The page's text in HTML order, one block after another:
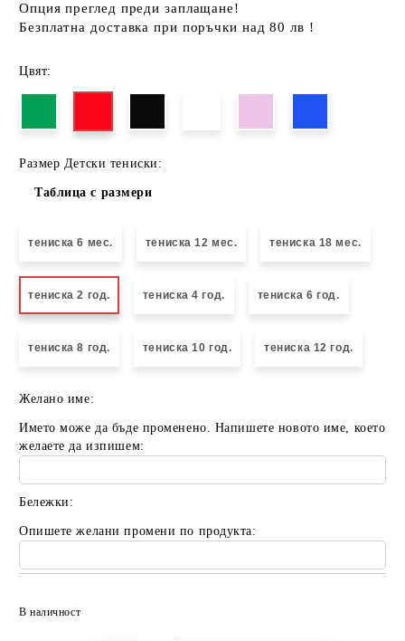
Опция преглед преди заплащане!
Безплатна доставка при поръчки над 80 лв !
Цвят:
Размер Детски тениски:
Таблица с размери
тениска 6 мес. тениска 12 мес. тениска 18 мес.
тениска 2 год. тениска 4 год. тениска 6 год.
тениска 8 год. тениска 10 год. тениска 12 год.
Желано име:
Името може да бъде променено. Напишете новото име, което
желаете да изпишем:
Бележки:
Опишете желани промени по продукта:
В наличност